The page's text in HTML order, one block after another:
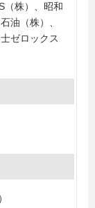
（株）、昭和
油（株）、
ゼロックス